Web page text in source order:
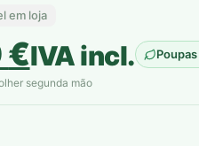
em loja
€IVA incl. Poupas
segunda mão